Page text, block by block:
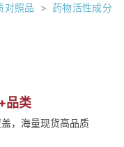
对照品
> 药物活性成分
品类
，海量现货高品质